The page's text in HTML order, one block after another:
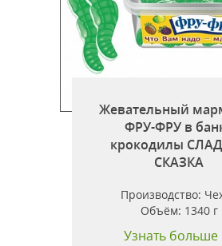
Жевательный
ФРУ-ФРУ в
крокодилы
СКАЗКА
Производство:
Объём: 1340 г
Узнать